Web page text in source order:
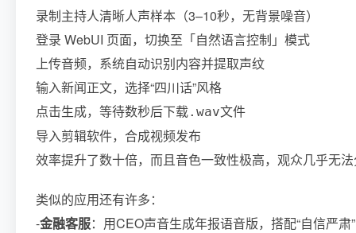
录制主持人清晰人声样本（3–10秒，无背景噪音）
登录 WebUI 页面，切换至「自然语言控制」模式
上传音频，系统自动识别内容并提取声纹
输入新闻正文，选择“四川话”风格
点击生成，等待数秒后下载.wav文件
导入剪辑软件，合成视频发布
效率提升了数十倍，而且音色一致性极高，观众几乎无
类似的应用还有许多：
-金融客服：用CEO声音生成年报语音版，搭配“自信严